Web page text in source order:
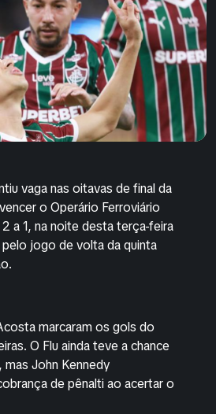
vaga nas oitavas de final da
o Operário Ferroviário
a 1, na noite desta terça-feira
pelo jogo de volta da quinta
marcaram os gols do
O Flu ainda teve a chance
mas John Kennedy
de pênalti ao acertar o